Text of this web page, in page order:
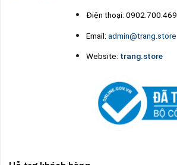
Điện thoại: 0902.700.469
Email:admin@trang.store
Website: trang.store